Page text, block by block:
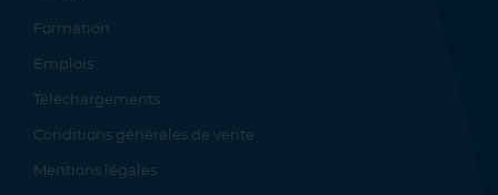
Formation
Emplois
Téléchargements
Conditions générales de vente
Mentions légales